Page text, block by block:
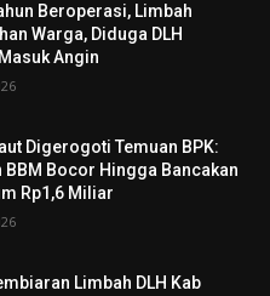
Beroperasi, Limbah
Warga, Diduga DLH
Angin
Digerogoti Temuan BPK:
BBM Bocor Hingga Bancakan
Rp1,6 Miliar
Limbah DLH Kab